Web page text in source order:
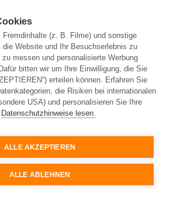
Für Geschäftskunden
mit
24 Monate
150 Mbit/s
(z. B. Filme) und sonstige
Website und Ihr Besuchserlebnis zu
messen und personalisierte Werbung
bitten wir um Ihre Einwilligung, die Sie
erteilen können. Erfahren Sie
die Risiken bei internationalen
USA) und personalisieren Sie Ihre
Datenschutzhinweise lesen.
ALLE AKZEPTIEREN
ALLE ABLEHNEN